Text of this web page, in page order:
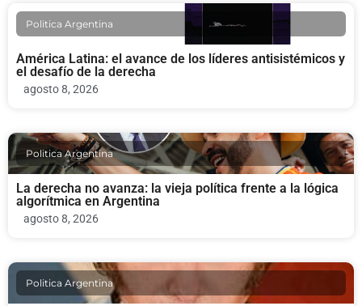
Politica Argentina
América Latina: el avance de los líderes antisistémicos y
el desafío de la derecha
agosto 8, 2026
Politica Argentina
La derecha no avanza: la vieja política frente a la lógica
algorítmica en Argentina
agosto 8, 2026
Politica Argentina